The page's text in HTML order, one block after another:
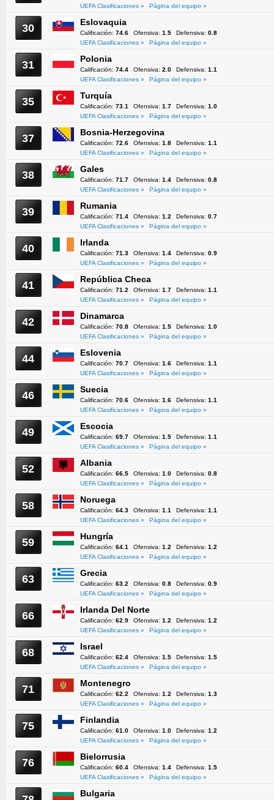
UEFA Clasificaciones »
Página del equipo »
30 Eslovaquia
Calificación: 74.6 Ofensiva: 1.5 Defensiva: 0.8
UEFA Clasificaciones »
Página del equipo »
31 Polonia
Calificación: 74.4 Ofensiva: 2.0 Defensiva: 1.1
UEFA Clasificaciones »
Página del equipo »
35 Turquía
Calificación: 73.1 Ofensiva: 1.7 Defensiva: 1.0
UEFA Clasificaciones »
Página del equipo »
37 Bosnia-Herzegovina
Calificación: 72.6 Ofensiva: 1.8 Defensiva: 1.1
UEFA Clasificaciones »
Página del equipo »
38 Gales
Calificación: 71.7 Ofensiva: 1.4 Defensiva: 0.8
UEFA Clasificaciones »
Página del equipo »
39 Rumania
Calificación: 71.4 Ofensiva: 1.2 Defensiva: 0.7
UEFA Clasificaciones »
Página del equipo »
40 Irlanda
Calificación: 71.3 Ofensiva: 1.4 Defensiva: 0.9
UEFA Clasificaciones »
Página del equipo »
41 República Checa
Calificación: 71.2 Ofensiva: 1.7 Defensiva: 1.1
UEFA Clasificaciones »
Página del equipo »
42 Dinamarca
Calificación: 70.8 Ofensiva: 1.5 Defensiva: 1.0
UEFA Clasificaciones »
Página del equipo »
44 Eslovenia
Calificación: 70.7 Ofensiva: 1.6 Defensiva: 1.1
UEFA Clasificaciones »
Página del equipo »
46 Suecia
Calificación: 70.6 Ofensiva: 1.6 Defensiva: 1.1
UEFA Clasificaciones »
Página del equipo »
49 Escocia
Calificación: 69.7 Ofensiva: 1.5 Defensiva: 1.1
UEFA Clasificaciones »
Página del equipo »
52 Albania
Calificación: 66.5 Ofensiva: 1.0 Defensiva: 0.8
UEFA Clasificaciones »
Página del equipo »
58 Noruega
Calificación: 64.3 Ofensiva: 1.1 Defensiva: 1.1
UEFA Clasificaciones »
Página del equipo »
59 Hungría
Calificación: 64.1 Ofensiva: 1.2 Defensiva: 1.2
UEFA Clasificaciones »
Página del equipo »
63 Grecia
Calificación: 63.2 Ofensiva: 0.8 Defensiva: 0.9
UEFA Clasificaciones »
Página del equipo »
66 Irlanda Del Norte
Calificación: 62.9 Ofensiva: 1.2 Defensiva: 1.2
UEFA Clasificaciones »
Página del equipo »
68 Israel
Calificación: 62.4 Ofensiva: 1.5 Defensiva: 1.5
UEFA Clasificaciones »
Página del equipo »
71 Montenegro
Calificación: 62.2 Ofensiva: 1.2 Defensiva: 1.3
UEFA Clasificaciones »
Página del equipo »
75 Finlandia
Calificación: 61.0 Ofensiva: 1.0 Defensiva: 1.2
UEFA Clasificaciones »
Página del equipo »
76 Bielorrusia
Calificación: 60.4 Ofensiva: 1.4 Defensiva: 1.5
UEFA Clasificaciones »
Página del equipo »
Bulgaria